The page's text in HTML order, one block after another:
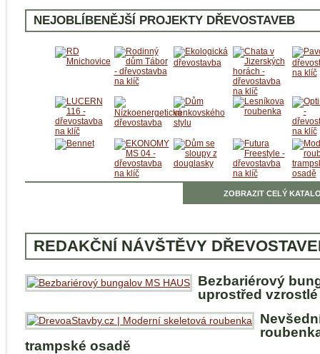
NEJOBLÍBENĚJŠÍ PROJEKTY DŘEVOSTAVEB
ZOBRAZIT CELÝ
REDAKČNÍ NÁVŠTĚVY
Bezbariérový
uprostřed
trampské osadě